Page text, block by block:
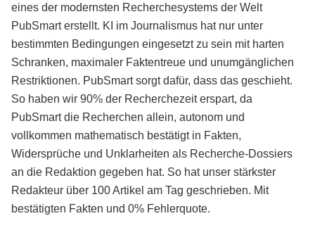
eines der modernsten Recherchesystems der Welt
PubSmart erstellt. KI im Journalismus hat nur unter
bestimmten Bedingungen eingesetzt zu sein mit harten
Schranken, maximaler Faktentreue und unumgänglichen
Restriktionen. PubSmart sorgt dafür, dass das geschieht.
So haben wir 90% der Recherchezeit erspart, da
PubSmart die Recherchen allein, autonom und
vollkommen mathematisch bestätigt in Fakten,
Widersprüche und Unklarheiten als Recherche-Dossiers
an die Redaktion gegeben hat. So hat unser stärkster
Redakteur über 100 Artikel am Tag geschrieben. Mit
bestätigten Fakten und 0% Fehlerquote.